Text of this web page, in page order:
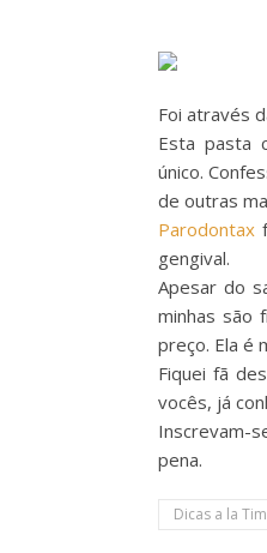
Foi através
Esta pasta
único.
de outras
Parodontax
gengival.
Apesar do
minhas são
preço. Ela é
Fiquei fã
vocês, já
Inscrevam-
pena.
Dicas a la Tim